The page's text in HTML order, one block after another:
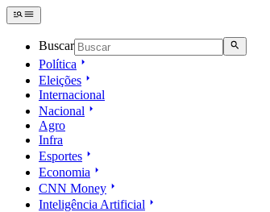
Buscar
Política
Eleições
Internacional
Nacional
Agro
Infra
Esportes
Economia
CNN Money
Inteligência Artificial